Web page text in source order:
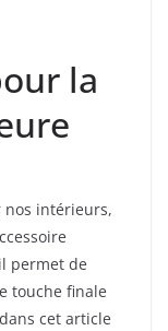
la
nos intérieurs,
permet de
touche finale
cet article